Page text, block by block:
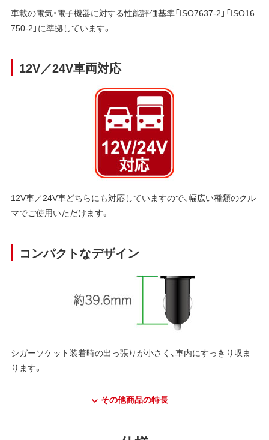
車載の電気・電子機器に対する性能評価基準「ISO7637-2」「ISO16
750-2」に準拠しています。
12V／24V車両対応
12V車／24V車どちらにも対応していますので、幅広い種類のクル
マでご使用いただけます。
コンパクトなデザイン
シガーソケット装着時の出っ張りが小さく、車内にすっきり収ま
ります。
その他商品の特長